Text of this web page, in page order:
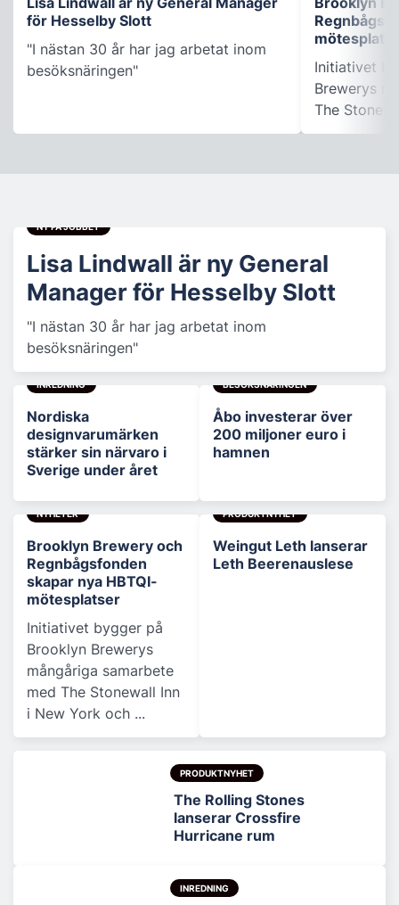
för Hesselby Slott
"I nästan 30 år har jag arbetat inom
besöksnäringen"
Initiativet
Brewerys
The
NY PÅ JOBBET
Lisa Lindwall är ny General
Manager för Hesselby Slott
"I nästan 30 år har jag arbetat inom
besöksnäringen"
INREDNING
Nordiska
designvarumärken
stärker sin närvaro i
Sverige under året
BESÖKSNÄRINGEN
Åbo investerar över
200 miljoner euro i
hamnen
NYHETER
Brooklyn Brewery och
Regnbågsfonden
skapar nya HBTQI-
mötesplatser
Initiativet bygger på
Brooklyn Brewerys
mångåriga samarbete
med The Stonewall Inn
i New York och ...
PRODUKTNYHET
Weingut Leth lanserar
Leth Beerenauslese
PRODUKTNYHET
The Rolling Stones
lanserar Crossfire
Hurricane rum
INREDNING